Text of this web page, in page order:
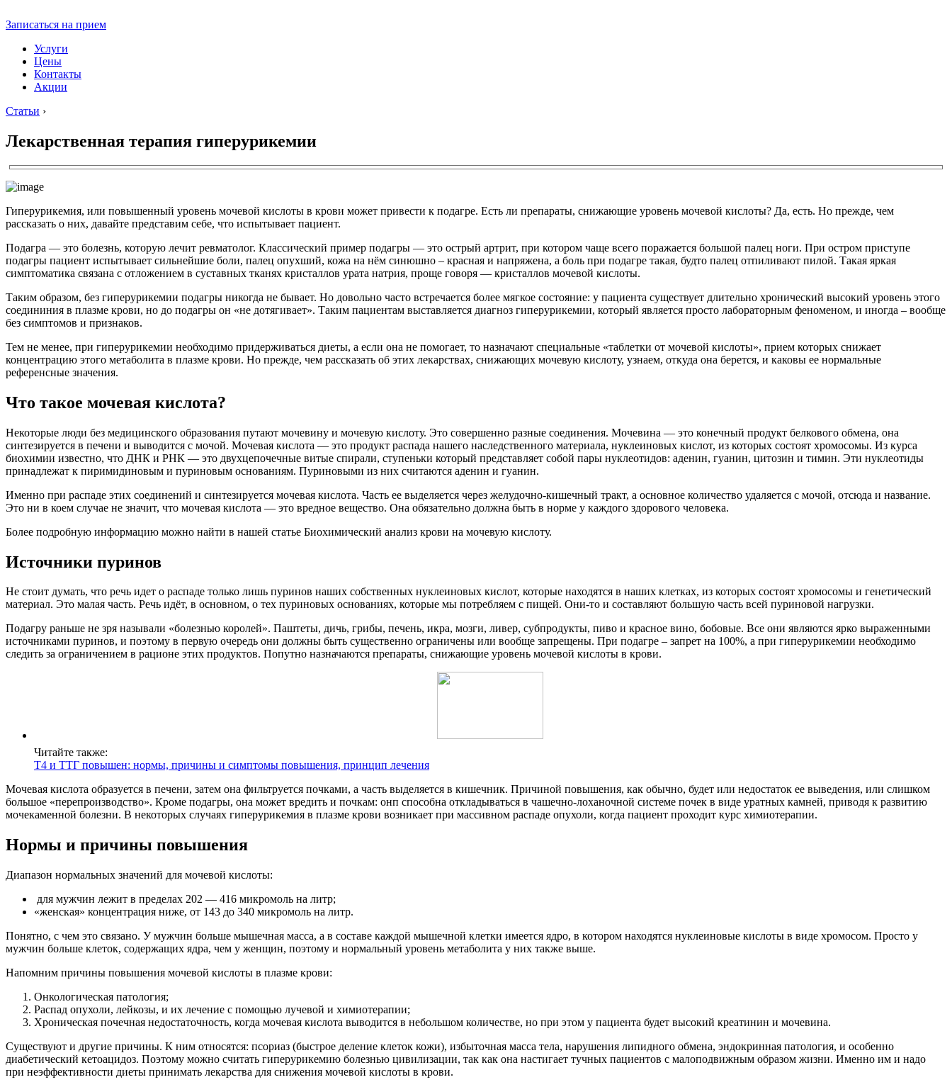
Записаться на прием
Услуги
Цены
Контакты
Акции
Статьи ›
Лекарственная терапия гиперурикемии
Гиперурикемия, или повышенный уровень мочевой кислоты в крови может привести к подагре. Есть ли препараты, снижающие уровень мочевой кислоты? Да, есть. Но прежде, чем
рассказать о них, давайте представим себе, что испытывает пациент.
Подагра — это болезнь, которую лечит ревматолог. Классический пример подагры — это острый артрит, при котором чаще всего поражается большой палец ноги. При остром приступе
подагры пациент испытывает сильнейшие боли, палец опухший, кожа на нём синюшно – красная и напряжена, а боль при подагре такая, будто палец отпиливают пилой. Такая яркая
симптоматика связана с отложением в суставных тканях кристаллов урата натрия, проще говоря — кристаллов мочевой кислоты.
Таким образом, без гиперурикемии подагры никогда не бывает. Но довольно часто встречается более мягкое состояние: у пациента существует длительно хронический высокий уровень этого
соедининия в плазме крови, но до подагры он «не дотягивает». Таким пациентам выставляется диагноз гиперурикемии, который является просто лабораторным феноменом, и иногда – вообще
без симптомов и признаков.
Тем не менее, при гиперурикемии необходимо придерживаться диеты, а если она не помогает, то назначают специальные «таблетки от мочевой кислоты», прием которых снижает
концентрацию этого метаболита в плазме крови. Но прежде, чем рассказать об этих лекарствах, снижающих мочевую кислоту, узнаем, откуда она берется, и каковы ее нормальные
референсные значения.
Что такое мочевая кислота?
Некоторые люди без медицинского образования путают мочевину и мочевую кислоту. Это совершенно разные соединения. Мочевина — это конечный продукт белкового обмена, она
синтезируется в печени и выводится с мочой. Мочевая кислота — это продукт распада нашего наследственного материала, нуклеиновых кислот, из которых состоят хромосомы. Из курса
биохимии известно, что ДНК и РНК — это двухцепочечные витые спирали, ступеньки который представляет собой пары нуклеотидов: аденин, гуанин, цитозин и тимин. Эти нуклеотиды
принадлежат к пиримидиновым и пуриновым основаниям. Пуриновыми из них считаются аденин и гуанин.
Именно при распаде этих соединений и синтезируется мочевая кислота. Часть ее выделяется через желудочно-кишечный тракт, а основное количество удаляется с мочой, отсюда и название.
Это ни в коем случае не значит, что мочевая кислота — это вредное вещество. Она обязательно должна быть в норме у каждого здорового человека.
Более подробную информацию можно найти в нашей статье Биохимический анализ крови на мочевую кислоту.
Источники пуринов
Не стоит думать, что речь идет о распаде только лишь пуринов наших собственных нуклеиновых кислот, которые находятся в наших клетках, из которых состоят хромосомы и генетический
материал. Это малая часть. Речь идёт, в основном, о тех пуриновых основаниях, которые мы потребляем с пищей. Они-то и составляют большую часть всей пуриновой нагрузки.
Подагру раньше не зря называли «болезнью королей». Паштеты, дичь, грибы, печень, икра, мозги, ливер, субпродукты, пиво и красное вино, бобовые. Все они являются ярко выраженными
источниками пуринов, и поэтому в первую очередь они должны быть существенно ограничены или вообще запрещены. При подагре – запрет на 100%, а при гиперурикемии необходимо
следить за ограничением в рационе этих продуктов. Попутно назначаются препараты, снижающие уровень мочевой кислоты в крови.
Читайте также:
Т4 и ТТГ повышен: нормы, причины и симптомы повышения, принцип лечения
Мочевая кислота образуется в печени, затем она фильтруется почками, а часть выделяется в кишечник. Причиной повышения, как обычно, будет или недостаток ее выведения, или слишком
большое «перепроизводство». Кроме подагры, она может вредить и почкам: онп способна откладываться в чашечно-лоханочной системе почек в виде уратных камней, приводя к развитию
мочекаменной болезни. В некоторых случаях гиперурикемия в плазме крови возникает при массивном распаде опухоли, когда пациент проходит курс химиотерапии.
Нормы и причины повышения
Диапазон нормальных значений для мочевой кислоты:
для мужчин лежит в пределах 202 — 416 микромоль на литр;
«женская» концентрация ниже, от 143 до 340 микромоль на литр.
Понятно, с чем это связано. У мужчин больше мышечная масса, а в составе каждой мышечной клетки имеется ядро, в котором находятся нуклеиновые кислоты в виде хромосом. Просто у
мужчин больше клеток, содержащих ядра, чем у женщин, поэтому и нормальный уровень метаболита у них также выше.
Напомним причины повышения мочевой кислоты в плазме крови:
Онкологическая патология;
Распад опухоли, лейкозы, и их лечение с помощью лучевой и химиотерапии;
Хроническая почечная недостаточность, когда мочевая кислота выводится в небольшом количестве, но при этом у пациента будет высокий креатинин и мочевина.
Существуют и другие причины. К ним относятся: псориаз (быстрое деление клеток кожи), избыточная масса тела, нарушения липидного обмена, эндокринная патология, и особенно
диабетический кетоацидоз. Поэтому можно считать гиперурикемию болезнью цивилизации, так как она настигает тучных пациентов с малоподвижным образом жизни. Именно им и надо
при неэффективности диеты принимать лекарства для снижения мочевой кислоты в крови.